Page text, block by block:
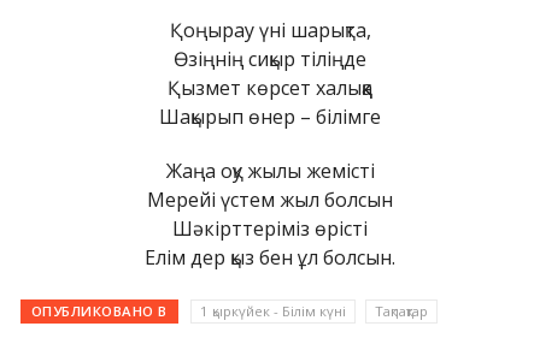
Қоңырау үні шарықта,
Өзіңнің сиқыр тіліңде
Қызмет көрсет халыққа
Шақырып өнер – білімге
Жаңа оқу жылы жемісті
Мерейі үстем жыл болсын
Шәкірттеріміз өрісті
Елім дер қыз бен ұл болсын.
ОПУБЛИКОВАНО В 1 қыркүйек - Білім күні Тақпақтар